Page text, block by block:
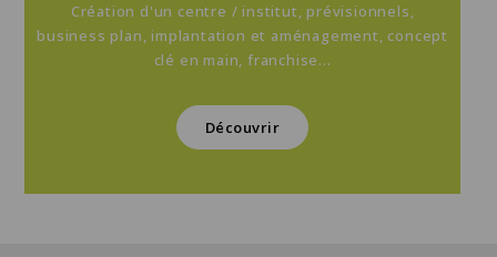
Création d'un centre / institut, prévisionnels,
business plan, implantation et aménagement, concept
clé en main, franchise...
Découvrir